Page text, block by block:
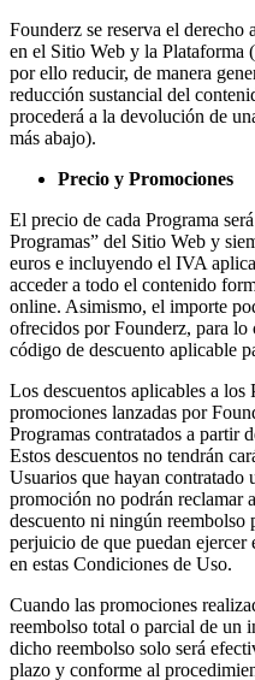
Founderz se reserva el
en el Sitio Web y la Plataforma
por ello reducir, de manera
reducción sustancial del
procederá a la devolución de
más abajo).
Precio y Promociones
El precio de cada Programa
Programas” del Sitio Web y
euros e incluyendo el IVA
acceder a todo el contenido
online. Asimismo, el importe
ofrecidos por Founderz, para
código de descuento aplicable
Los descuentos aplicables a los
promociones lanzadas por
Programas contratados a partir
Estos descuentos no tendrán
Usuarios que hayan contratado
promoción no podrán reclamar
descuento ni ningún reembolso
perjuicio de que puedan
en estas Condiciones de Uso.
Cuando las promociones
reembolso total o parcial de un
dicho reembolso solo será
plazo y conforme al